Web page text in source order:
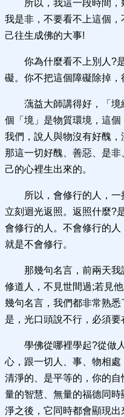
所以，我這一段時間
我是非，不要看不上這個
己往生成佛的大事!
你為什麼看不上別人?
礙。你不把這個障礙除掉，
蕅益大師講得好，「
個「境」是物質環境，這
我們，說人與物沒有好醜，
那這一切好醜、善惡、是
己的心裡生出來的。
所以，會修行的人，
立刻迴光返照。返照什麼?
會修行的人。不會修行的
就是不會修行。
那幾句名言，前兩天
修道人，不見世間過;若見
幾句名言，我們都非常熟
是，光口頭說不行，必須要
學佛從哪裡學起?從做
心，跟一切人、事、物相
清淨的、是平等的，你的
量的智慧、無量的福德同
淨之後，它同時都會顯現出